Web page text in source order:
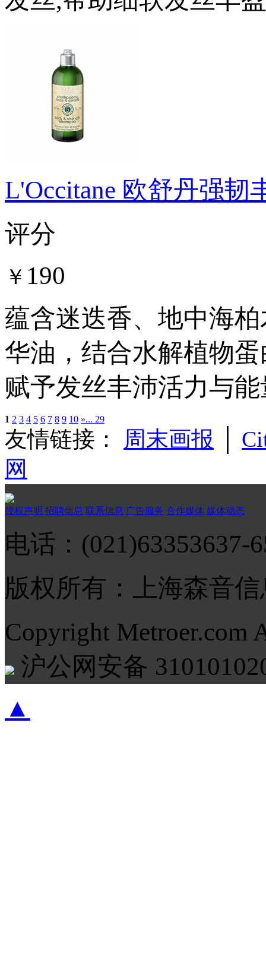
L'Occitane 欧舒丹强韧
评分
￥ 190
蕴含迷迭香、地中海
华油，结合水解植物
赋予发丝丰沛活力与
1 2 3 4 5 6 7 8 9 10 »... 29
友情链接： 周末画报
网
授权声明 招聘信息 联系信息 广告服务 合作媒体 媒体动态
电话：(021)63353637-
版权所有：上海森音
Copyright Metroer.com
沪公网安备
▲